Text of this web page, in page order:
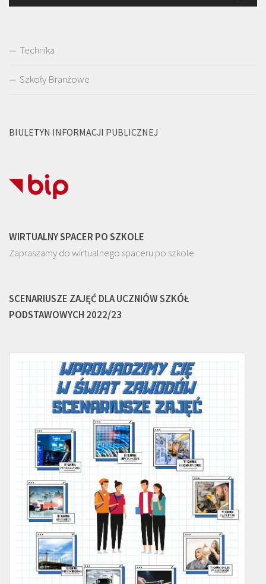
Technika
Szkoły Branżowe
BIULETYN INFORMACJI PUBLICZNEJ
WIRTUALNY SPACER PO SZKOLE
Zapraszamy do wirtualnego spaceru po szkole
SCENARIUSZE ZAJĘĆ DLA UCZNIÓW SZKÓŁ
PODSTAWOWYCH 2022/23